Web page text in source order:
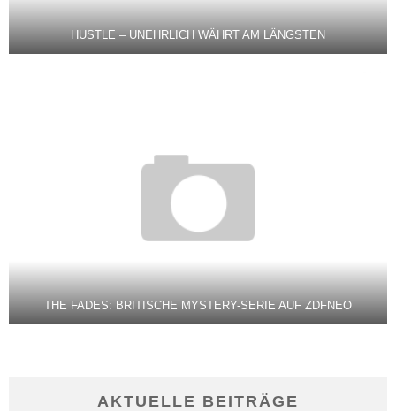
HUSTLE – UNEHRLICH WÄHRT AM LÄNGSTEN
THE FADES: BRITISCHE MYSTERY-SERIE AUF ZDFNEO
AKTUELLE BEITRÄGE